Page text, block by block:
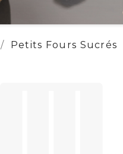
Petits Fours Sucrés